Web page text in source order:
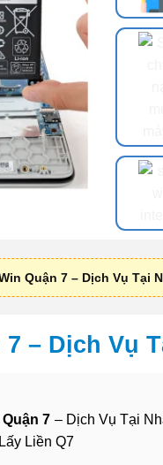
Quận 7 – Dịch Vụ Tại
– Dịch Vụ
7 – Dịch Vụ Tại
Liền Q7